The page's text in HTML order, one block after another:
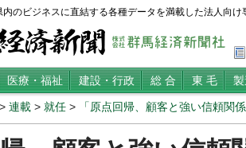
のビジネスに直結する各種データを満載した法人向け
医療・福祉 建設・行政 総 合 東 毛
> 連載 > 就任 > 「原点回帰、顧客と強い信頼